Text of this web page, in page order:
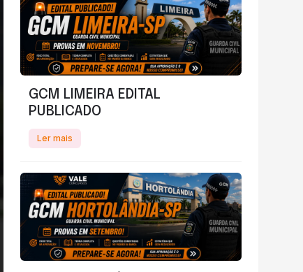
GCM LIMEIRA EDITAL
PUBLICADO
Ler mais